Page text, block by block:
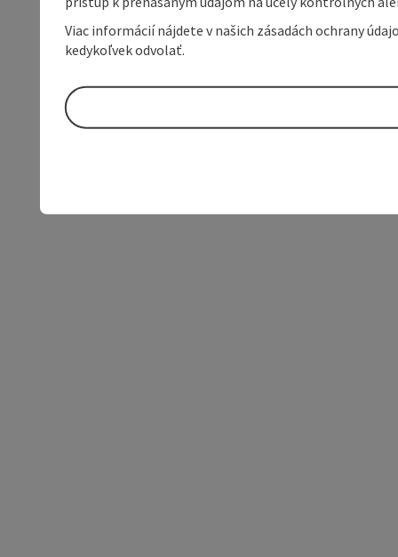
Viac informácií nájdete v našich zásadách ochrany
kedykoľvek odvolať.